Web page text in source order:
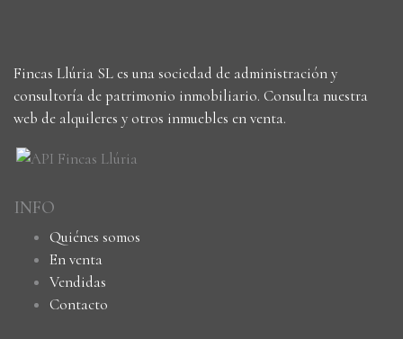
Fincas Llúria SL es una sociedad de administración y
consultoría de patrimonio inmobiliario. Consulta nuestra
web de alquileres y otros inmuebles en venta.
INFO
Quiénes somos
En venta
Vendidas
Contacto